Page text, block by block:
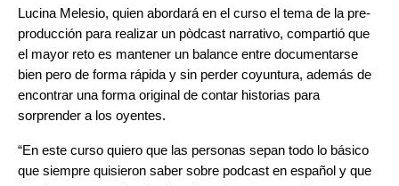
Lucina Melesio, quien abordará en el curso el tema de la pre-
producción para realizar un pòdcast narrativo, compartió que
el mayor reto es mantener un balance entre documentarse
bien pero de forma rápida y sin perder coyuntura, además de
encontrar una forma original de contar historias para
sorprender a los oyentes.
“En este curso quiero que las personas sepan todo lo básico
que siempre quisieron saber sobre podcast en español y que